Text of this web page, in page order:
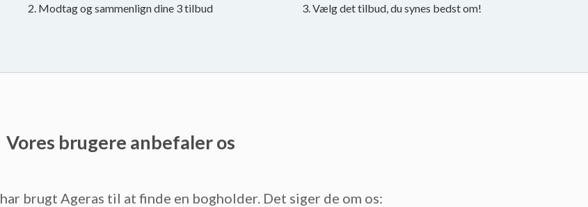
2. Modtag og sammenlign dine 3 tilbud 3. Vælg det tilbud, du synes bedst om!
Vores brugere anbefaler os
har brugt Ageras til at finde en bogholder. Det siger de om os: